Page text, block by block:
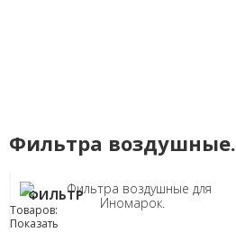
Фильтра воздушные.
ФИЛЬТР
Товаров:
Показать